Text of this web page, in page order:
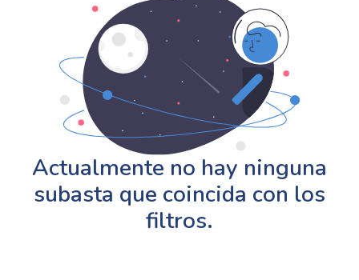
Actualmente no hay ninguna
subasta que coincida con los
filtros.